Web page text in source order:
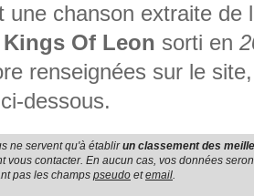
une chanson extraite de
Kings Of Leon sorti en
renseignées sur le
dessous.
ne servent qu'à établirun classement des
vous contacter. En aucun cas, vos données
pas les champs pseudo etemail.